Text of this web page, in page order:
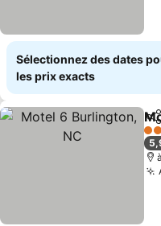
Sélectionnez des dates
les prix exacts
2